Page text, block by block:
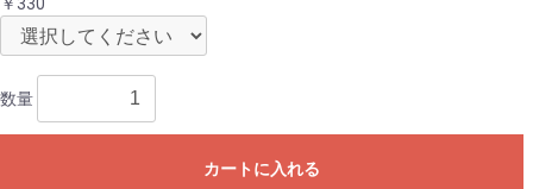
数量
カートに入れる